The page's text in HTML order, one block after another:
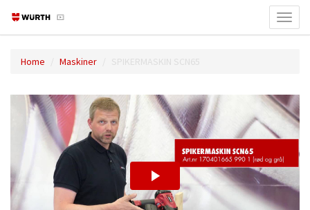
Home Maskiner SPIKERMASKIN SCN65